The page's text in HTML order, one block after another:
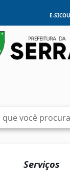
E-SIC
Serviços